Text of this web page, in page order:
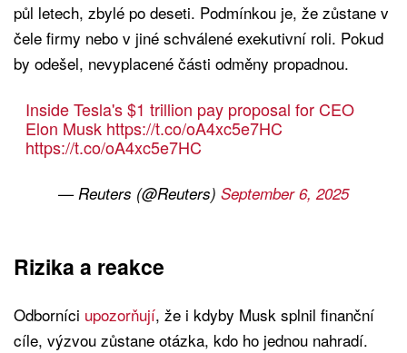
půl letech, zbylé po deseti. Podmínkou je, že zůstane v
čele firmy nebo v jiné schválené exekutivní roli. Pokud
by odešel, nevyplacené části odměny propadnou.
Inside Tesla's $1 trillion pay proposal for CEO
Elon Musk https://t.co/oA4xc5e7HC
https://t.co/oA4xc5e7HC
— Reuters (@Reuters) September 6, 2025
Rizika a reakce
Odborníci upozorňují, že i kdyby Musk splnil finanční
cíle, výzvou zůstane otázka, kdo ho jednou nahradí.